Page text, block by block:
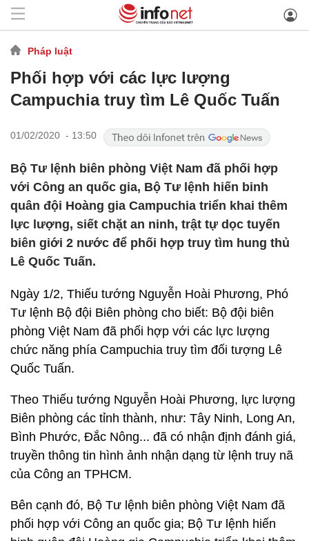
Pháp luật
Phối hợp với các lực lượng
Campuchia truy tìm Lê Quốc Tuấn
01/02/2020 - 13:50
Bộ Tư lệnh biên phòng Việt Nam đã phối hợp
với Công an quốc gia, Bộ Tư lệnh hiến binh
quân đội Hoàng gia Campuchia triển khai thêm
lực lượng, siết chặt an ninh, trật tự dọc tuyến
biên giới 2 nước để phối hợp truy tìm hung thủ
Lê Quốc Tuấn.
Ngày 1/2, Thiếu tướng Nguyễn Hoài Phương, Phó
Tư lệnh Bộ đội Biên phòng cho biết: Bộ đội biên
phòng Việt Nam đã phối hợp với các lực lượng
chức năng phía Campuchia truy tìm đối tượng Lê
Quốc Tuấn.
Theo Thiếu tướng Nguyễn Hoài Phương, lực lượng
Biên phòng các tỉnh thành, như: Tây Ninh, Long An,
Bình Phước, Đắc Nông... đã có nhận định đánh giá,
truyền thông tin hình ảnh nhận dạng từ lệnh truy nã
của Công an TPHCM.
Bên cạnh đó, Bộ Tư lệnh biên phòng Việt Nam đã
phối hợp với Công an quốc gia; Bộ Tư lệnh hiến